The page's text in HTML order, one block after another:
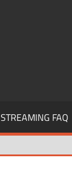
STREAMING FAQ